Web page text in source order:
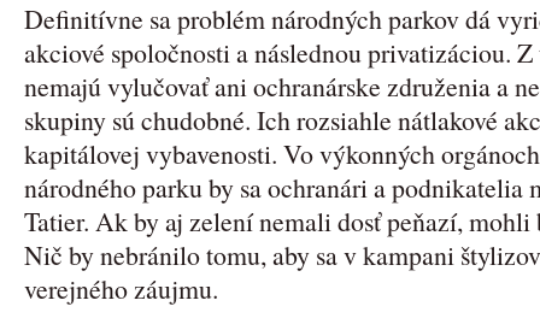
Definitívne sa problém národných parkov dá
akciové spoločnosti a následnou privatizáciou.
nemajú vylučovať ani ochranárske združenia a
skupiny sú chudobné. Ich rozsiahle nátlakové
kapitálovej vybavenosti. Vo výkonných
národného parku by sa ochranári a
Tatier. Ak by aj zelení nemali dosť peňazí,
Nič by nebránilo tomu, aby sa v kampani
verejného záujmu.